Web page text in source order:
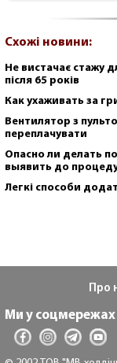
Схожі новини:
Не вистачає стажу
після 65 років
Как ухаживать за
Вентилятор з
переплачувати
Опасно ли делать
выявить до
Легкі способи
Про
Ми у соцмережах